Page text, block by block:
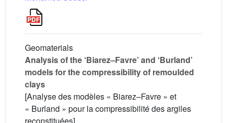
Geomaterials
Analysis of the ‘Biarez–Favre’ and ‘Burland’
models for the compressibility of remoulded
clays
[Analyse des modèles « Biarez–Favre » et
« Burland » pour la compressibilité des argiles